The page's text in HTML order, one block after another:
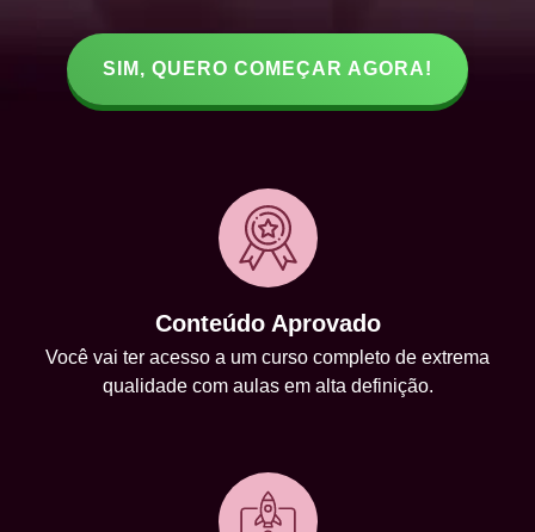
SIM, QUERO COMEÇAR AGORA!
Conteúdo Aprovado
Você vai ter acesso a um curso completo de extrema
qualidade com aulas em alta definição.